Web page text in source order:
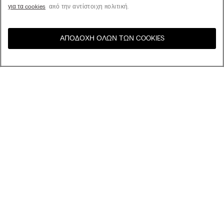
United States
για τα cookies από την αντίστοιχη πολιτική.
ΑΠΟΔΟΧΉ ΌΛΩΝ ΤΩΝ COOKIES